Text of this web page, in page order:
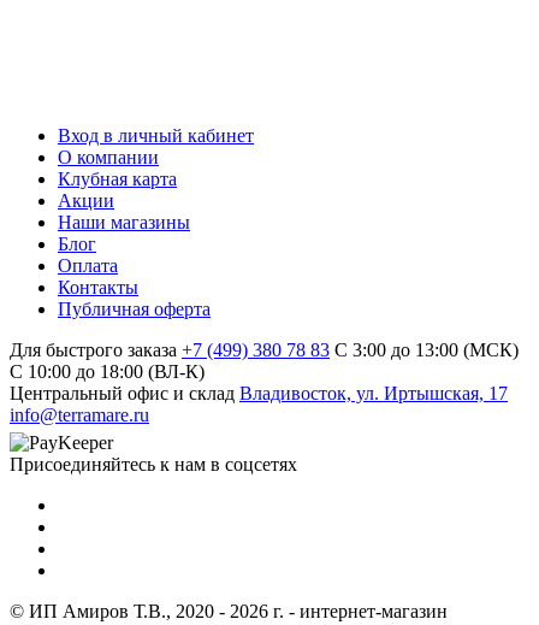
Вход в личный кабинет
О компании
Клубная карта
Акции
Наши магазины
Блог
Оплата
Контакты
Публичная оферта
Для быстрого заказа +7 (499) 380 78 83 С 3:00 до 13:00 (МСК)
C 10:00 до 18:00 (ВЛ-К)
Центральный офис и склад Владивосток, ул. Иртышская, 17
info@terramare.ru
Присоединяйтесь к нам в соцсетях
© ИП Амиров Т.В., 2020 - 2026 г. - интернет-магазин